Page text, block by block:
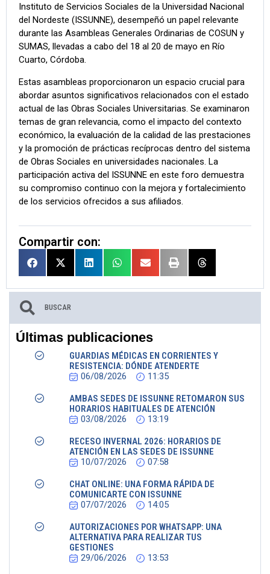
Últimas publicaciones
GUARDIAS MÉDICAS EN CORRIENTES Y
RESISTENCIA: DÓNDE ATENDERTE
06/08/2026
11:35
AMBAS SEDES DE ISSUNNE RETOMARON SUS
HORARIOS HABITUALES DE ATENCIÓN
03/08/2026
13:19
RECESO INVERNAL 2026: HORARIOS DE
ATENCIÓN EN LAS SEDES DE ISSUNNE
10/07/2026
07:58
CHAT ONLINE: UNA FORMA RÁPIDA DE
COMUNICARTE CON ISSUNNE
07/07/2026
14:05
AUTORIZACIONES POR WHATSAPP: UNA
ALTERNATIVA PARA REALIZAR TUS
GESTIONES
29/06/2026
13:53
Instituto de Servicios Sociales de la Universidad Nacional
del Nordeste (ISSUNNE), desempeñó un papel relevante
durante las Asambleas Generales Ordinarias de COSUN y
SUMAS, llevadas a cabo del 18 al 20 de mayo en Río
Cuarto, Córdoba.
Estas asambleas proporcionaron un espacio crucial para
abordar asuntos significativos relacionados con el estado
actual de las Obras Sociales Universitarias. Se examinaron
temas de gran relevancia, como el impacto del contexto
económico, la evaluación de la calidad de las prestaciones
y la promoción de prácticas recíprocas dentro del sistema
de Obras Sociales en universidades nacionales. La
participación activa del ISSUNNE en este foro demuestra
su compromiso continuo con la mejora y fortalecimiento
de los servicios ofrecidos a sus afiliados.
Compartir con: